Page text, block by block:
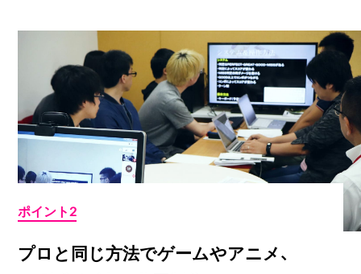
ポイント2
プロと同じ方法でゲームやアニメ、